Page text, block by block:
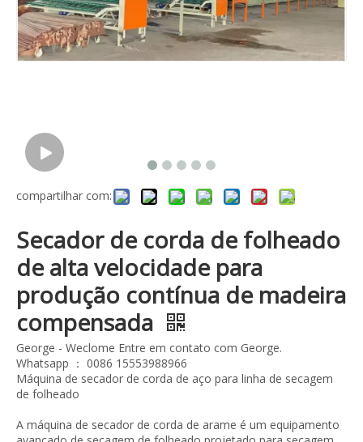
compartilhar com:
Secador de corda de folheado
de alta velocidade para
produção contínua de madeira
compensada
George - Weclome Entre em contato com George.
Whatsapp ： 0086 15553988966
Máquina de secador de corda de aço para linha de secagem
de folheado
A máquina de secador de corda de arame é um equipamento